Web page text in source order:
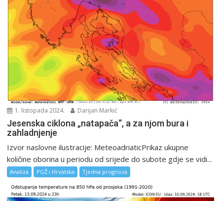
1. listopada 2024. Darijan Markić
Jesenska ciklona „natapača“, a za njom bura i
zahladnjenje
Izvor naslovne ilustracije: MeteoadriaticPrikaz ukupne
količine oborina u periodu od srijede do subote gdje se vidi...
Analiza PGŽ i Hrvatska Tjedna prognoza